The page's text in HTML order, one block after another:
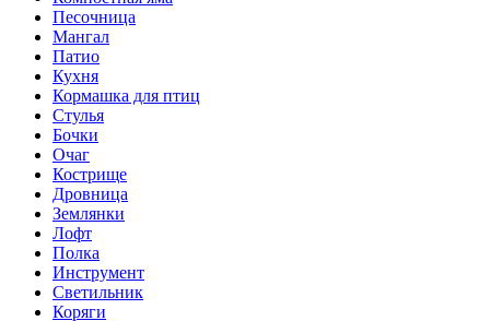
Песочница
Мангал
Патио
Кухня
Кормашка для птиц
Стулья
Бочки
Очаг
Кострище
Дровница
Землянки
Лофт
Полка
Инструмент
Светильник
Коряги